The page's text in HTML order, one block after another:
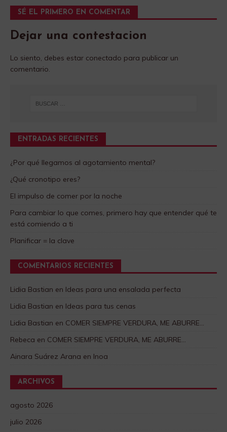
SÉ EL PRIMERO EN COMENTAR
Dejar una contestacion
Lo siento, debes estar conectado para publicar un
comentario.
ENTRADAS RECIENTES
¿Por qué llegamos al agotamiento mental?
¿Qué cronotipo eres?
El impulso de comer por la noche
Para cambiar lo que comes, primero hay que entender qué te
está comiendo a ti
Planificar = la clave
COMENTARIOS RECIENTES
Lidia Bastian en Ideas para una ensalada perfecta
Lidia Bastian en Ideas para tus cenas
Lidia Bastian en COMER SIEMPRE VERDURA, ME ABURRE…
Rebeca en COMER SIEMPRE VERDURA, ME ABURRE…
Ainara Suárez Arana en Inoa
ARCHIVOS
agosto 2026
julio 2026